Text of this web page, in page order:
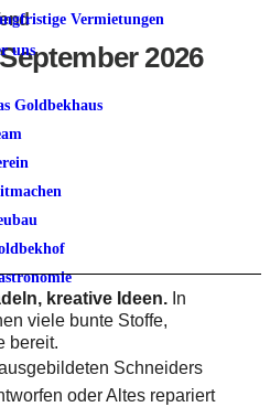
Vermietungen
uns
Goldbekhaus
2026
kreative Ideen. In
viele bunte Stoffe,
bereit.
Schneiders
oder Altes repariert